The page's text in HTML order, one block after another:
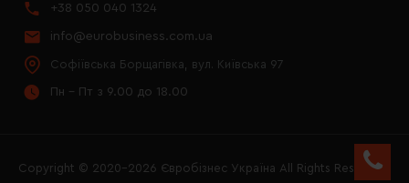
+38 050 040 1324
info@eurobusiness.com.ua
Софіївська Борщагівка, вул. Київська 97
Пн - Пт з 9.00 до 18.00
Copyright © 2020–2026 Євробізнес Україна All Rights Reserved